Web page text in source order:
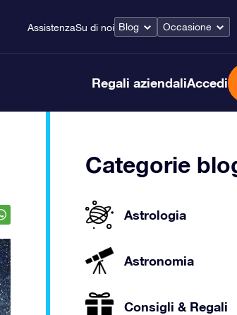
AssistenzaSu di noi Blog Occasione
Regali aziendaliAccedi
Categorie
Astrologia
Astronomia
Consigli & Regali